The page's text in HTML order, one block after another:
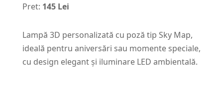
Pret: 145 Lei
Lampă 3D personalizată cu poză tip Sky Map,
ideală pentru aniversări sau momente speciale,
cu design elegant și iluminare LED ambientală.